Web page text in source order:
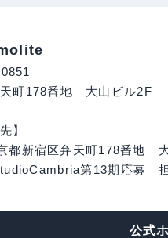
町178番地 大山ビル2F
】
都新宿区弁天町178番地
第13期応募
公式